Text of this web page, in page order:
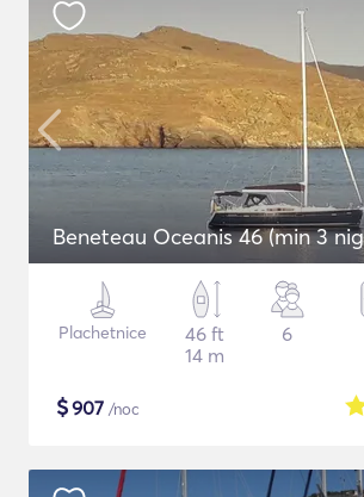
Beneteau Oceanis 46 (min 3
Plachetnice
46 ft
14 m
6
$907 /noc